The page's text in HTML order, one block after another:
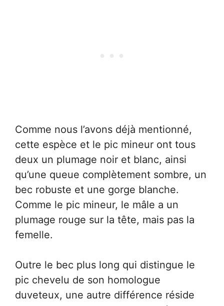
Comme nous l’avons déjà mentionné,
cette espèce et le pic mineur ont tous
deux un plumage noir et blanc, ainsi
qu’une queue complètement sombre, un
bec robuste et une gorge blanche.
Comme le pic mineur, le mâle a un
plumage rouge sur la tête, mais pas la
femelle.
Outre le bec plus long qui distingue le
pic chevelu de son homologue
duveteux, une autre différence réside